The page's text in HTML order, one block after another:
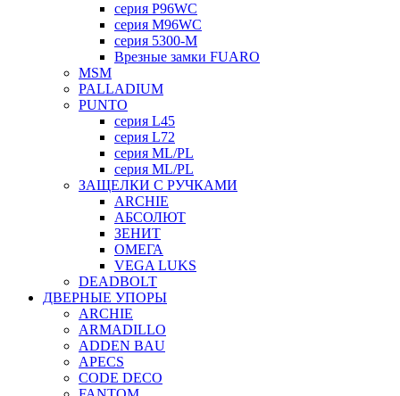
серия P96WC
серия M96WC
серия 5300-M
Врезные замки FUARO
MSM
PALLADIUM
PUNTO
серия L45
серия L72
серия ML/PL
серия ML/PL
ЗАЩЕЛКИ С РУЧКАМИ
ARCHIE
АБСОЛЮТ
ЗЕНИТ
ОМЕГА
VEGA LUKS
DEADBOLT
ДВЕРНЫЕ УПОРЫ
ARCHIE
ARMADILLO
ADDEN BAU
APECS
CODE DECO